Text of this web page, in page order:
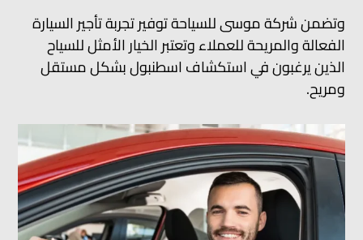
وتضمن شركة موسى للسياحة توفير تجربة تأجير السيارة
الفعالة والمريحة للعملاء وتعتبر الخيار الأمثل للسياح
الذين يرغبون في استكشاف اسطنبول بشكل مستقل
ومريح.